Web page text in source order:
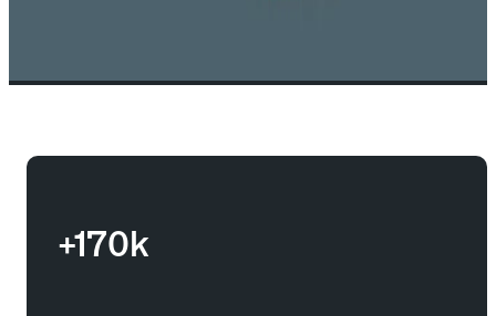
+170k